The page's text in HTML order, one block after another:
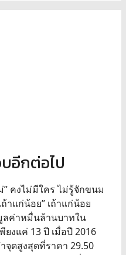
อีกต่อไป
” คงไม่มีใคร ไม่รู้จักขนม
าแก่น้อย” เถ้าแก่น้อย
ลค่าหมื่นล้านบาทใน
ยงแค่ 13 ปี เมื่อปี 2016
จุดสูงสุดที่ราคา 29.50